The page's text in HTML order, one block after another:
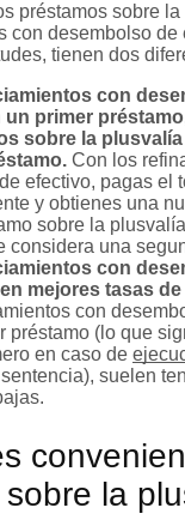
préstamos sobre
con desembolso de
tienen dos
con
primer
sobre la
Con los
efectivo, pagas el
y obtienes una
sobre la
considera una
con
mejores tasas
con
préstamo (lo que
en caso de
suelen
la